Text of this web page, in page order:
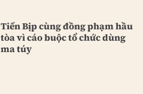
Tiến Bịp cùng đồng phạm hầu
tòa vì cáo buộc tổ chức dùng
ma túy